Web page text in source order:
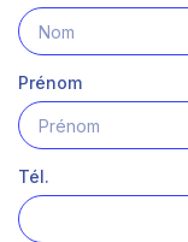
Prénom
Tél.